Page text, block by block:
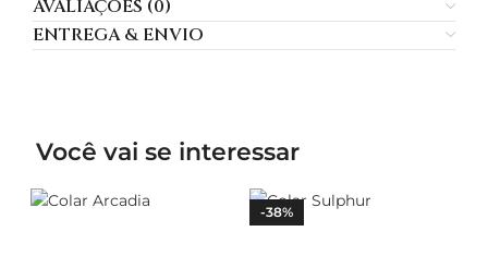
AVALIAÇÕES (0)
ENTREGA & ENVIO
Você vai se interessar
-38%